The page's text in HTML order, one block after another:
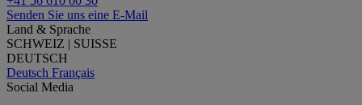
Senden Sie uns eine E-Mail
Land & Sprache
SCHWEIZ | SUISSE
DEUTSCH
Deutsch Français
Social Media